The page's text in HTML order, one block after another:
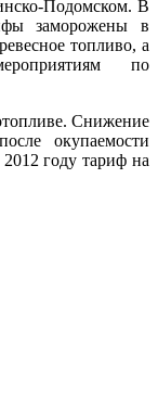
Подомском. В
заморожены в
топливо, а
по
Снижение
окупаемости
году тариф на